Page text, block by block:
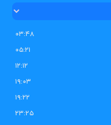
۰۳:۴۸
۰۵:۲۱
۱۲:۱۲
۱۹:۰۳
۱۹:۲۲
۲۳:۲۵